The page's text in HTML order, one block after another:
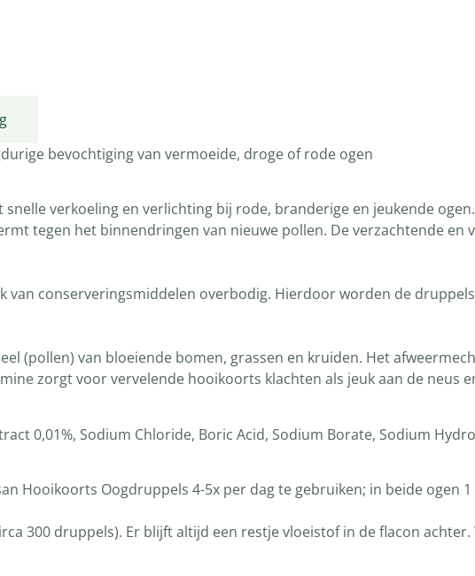
bevochtiging van vermoeide, droge of rode ogen
verkoeling en verlichting bij rode, branderige en jeukende
tegen het binnendringen van nieuwe pollen. De verzachtende
van conserveringsmiddelen overbodig. Hierdoor worden de
(pollen) van bloeiende bomen, grassen en kruiden. Het
zorgt voor vervelende hooikoorts klachten als jeuk aan de neus
0,01%, Sodium Chloride, Boric Acid, Sodium Borate, Sodium
Hooikoorts Oogdruppels 4-5x per dag te gebruiken; in beide ogen
300 druppels). Er blijft altijd een restje vloeistof in de flacon